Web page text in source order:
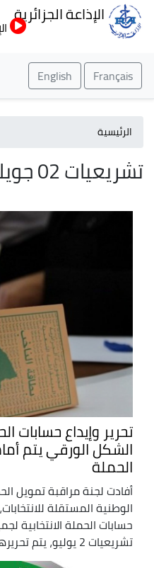
الإذاعة الجزائرية
Français
English
الرئيسية
تشريعيات 02 جويلية 2026
تحرير وإيداع حسابات
الشكل الورقي يتم
الحملة
أفادت لجنة مراقبة تمويل
الوطنية المستقلة للانتخابات،
حسابات الحملة الانتخابية
تشريعيات 2 يوليو، يتم تحريرها وإيداعها ...